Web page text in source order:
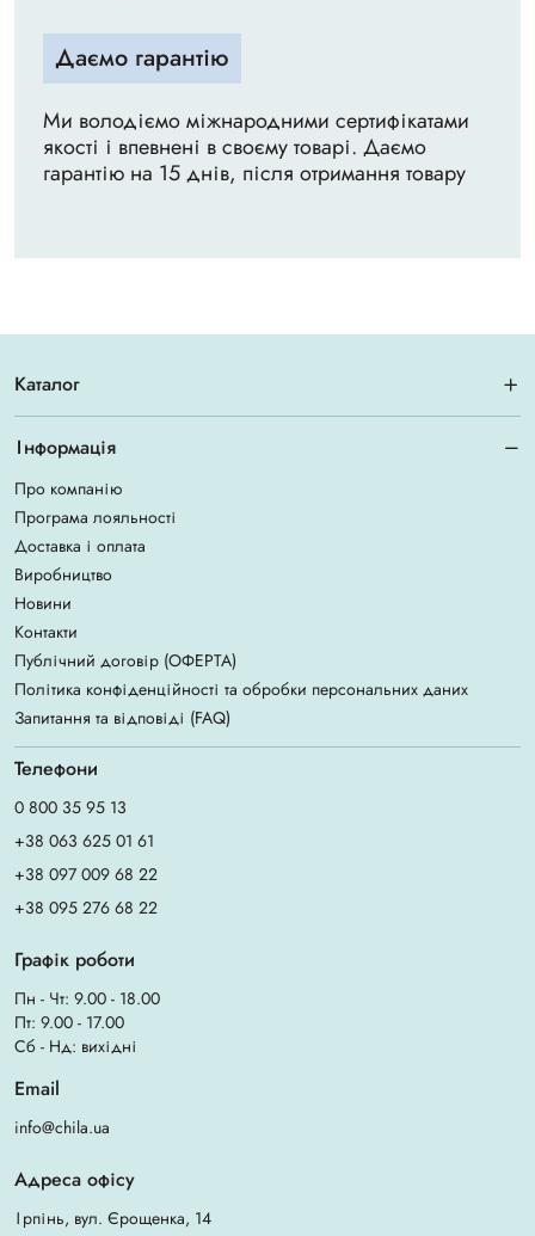
Даємо гарантію
Ми володіємо міжнародними сертифікатами
якості і впевнені в своєму товарі. Даємо
гарантію на 15 днів, після отримання товару
Каталог
Інформація
Про компанію
Програма лояльності
Доставка і оплата
Виробництво
Новини
Контакти
Публічний договір (ОФЕРТА)
Політика конфіденційності та обробки персональних даних
Запитання та відповіді (FAQ)
Телефони
0 800 35 95 13
+38 063 625 01 61
+38 097 009 68 22
+38 095 276 68 22
Графік роботи
Пн - Чт: 9.00 - 18.00
Пт: 9.00 - 17.00
Сб - Нд: вихідні
Email
info@chila.ua
Адреса офісу
Ірпінь, вул. Єрощенка, 14